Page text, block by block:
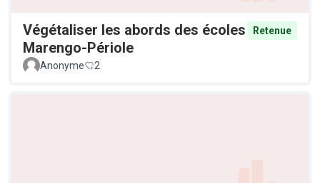
Végétaliser les abords des écoles
Marengo-Périole
Retenue
Anonyme 2